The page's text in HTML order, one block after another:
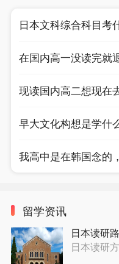
日本文科综合科目考
早大文化构想是学什
留学资讯
日本读研